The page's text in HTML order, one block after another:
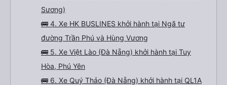
Sương)
🚌 4. Xe HK BUSLINES khởi hành tại Ngã tư
đường Trần Phú và Hùng Vương
🚌 5. Xe Việt Lào (Đà Nẵng) khởi hành tại Tuy
Hòa, Phú Yên
🚌 6. Xe Quý Thảo (Đà Nẵng) khởi hành tại QL1A